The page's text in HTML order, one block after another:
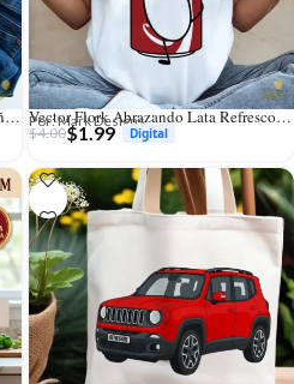
Vector Quico No Me Simpatizas Diseño para Sublimación Humor Clásico Vector Flork Abrazando Lata Refresco Diseño para Sublimación
Por: Mark Designs
$4.00$1.99